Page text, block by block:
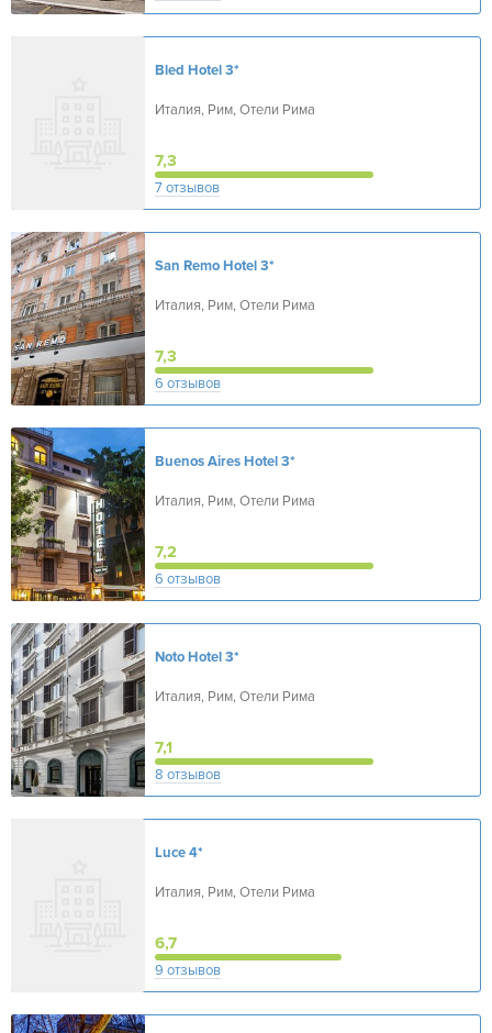
Bled Hotel3*
Италия, Рим, Отели Рима
7,3
7 отзывов
San Remo Hotel3*
Италия, Рим, Отели Рима
7,3
6 отзывов
Buenos Aires Hotel3*
Италия, Рим, Отели Рима
7,2
6 отзывов
Noto Hotel3*
Италия, Рим, Отели Рима
7,1
8 отзывов
Luce4*
Италия, Рим, Отели Рима
6,7
9 отзывов